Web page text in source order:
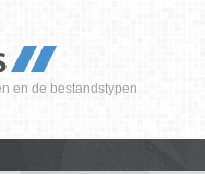
en de bestandstypen